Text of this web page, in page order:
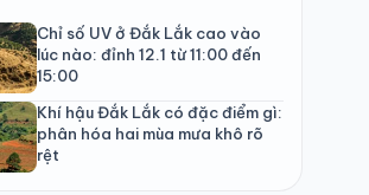
Chỉ số UV ở Đắk Lắk cao vào
lúc nào: đỉnh 12.1 từ 11:00 đến
15:00
Khí hậu Đắk Lắk có đặc điểm gì:
phân hóa hai mùa mưa khô rõ
rệt